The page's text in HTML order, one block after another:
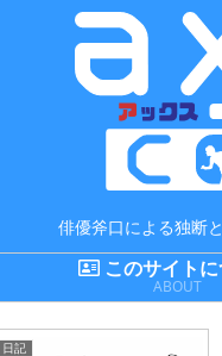
俳優斧口による独断
このサイト
ABOUT
日記